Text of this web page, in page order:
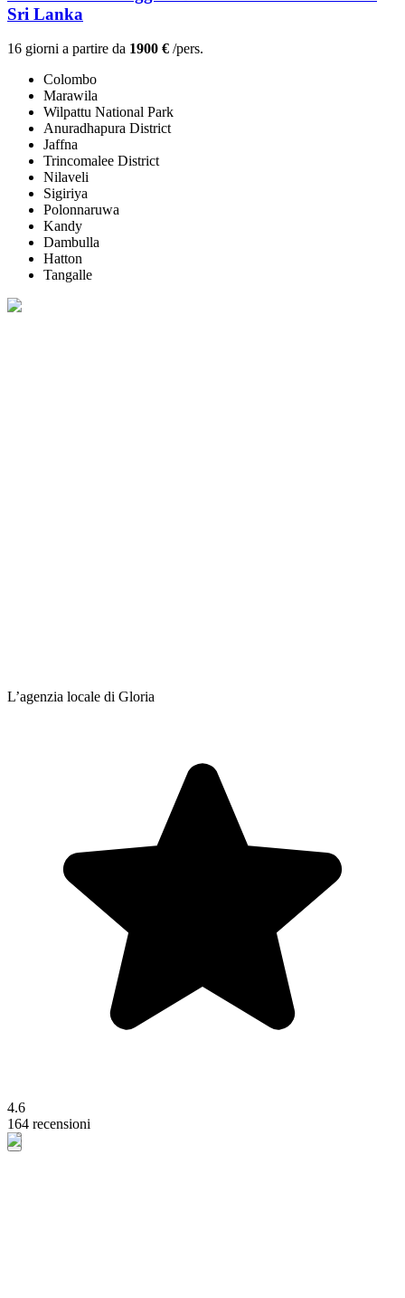
Sri Lanka
16 giorni a partire da 1900 € /pers.
Colombo
Marawila
Wilpattu National Park
Anuradhapura District
Jaffna
Trincomalee District
Nilaveli
Sigiriya
Polonnaruwa
Kandy
Dambulla
Hatton
Tangalle
L’agenzia locale di Gloria
4.6
164 recensioni